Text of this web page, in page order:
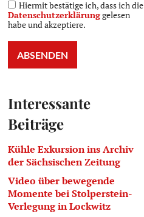
Hiermit bestätige ich, dass ich die
Datenschutzerklärunggelesen
habe und akzeptiere.
Interessante
Beiträge
Kühle Exkursion ins Archiv
der Sächsischen Zeitung
Video über bewegende
Momente bei Stolperstein-
Verlegung in Lockwitz